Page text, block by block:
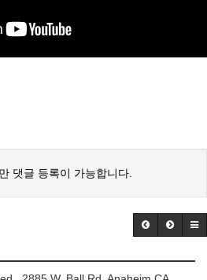
댓글 등록이 가능합니다.